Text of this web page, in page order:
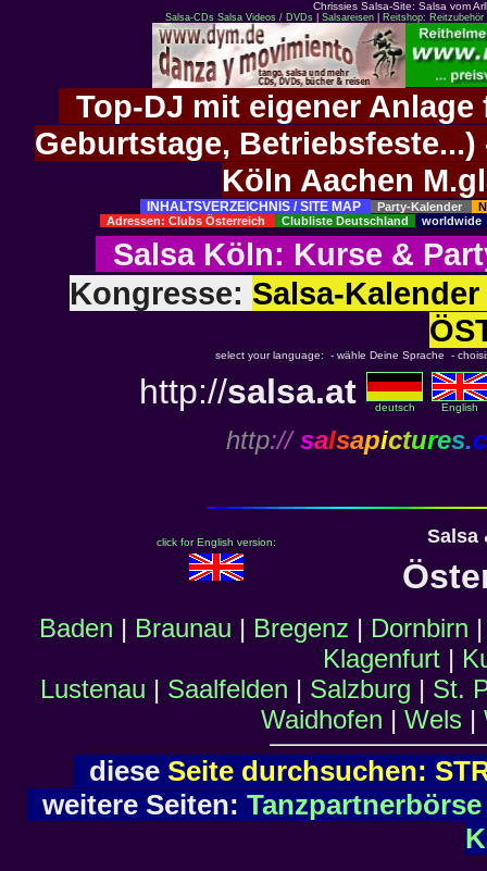
Chrissies Salsa-Site: Salsa vom
Salsa-CDs Salsa Videos / DVDs| Salsareisen| Reitshop:
Top-DJ mit eigener
Geburtstage,
Köln Aachen
INHALTSVERZEICHNIS / SITE MAP Party-Kalender
Adressen: Clubs Österreich
Clubliste Deutschland worldwide
Salsa Köln: Kurse &
Kongresse: Salsa-
select your language: - wähle Deine Sprache -
http://salsa.at deutsch English
http:// salsapictures.c
click for English version: Salsa
Baden | Braunau | Bregenz | Dornbirn
Klagenfurt |
Lustenau | Saalfelden | Salzburg | St.
Waidhofen | Wels |
diese Seite durchsuchen:
weitere Seiten: Tanzpartnerbörse